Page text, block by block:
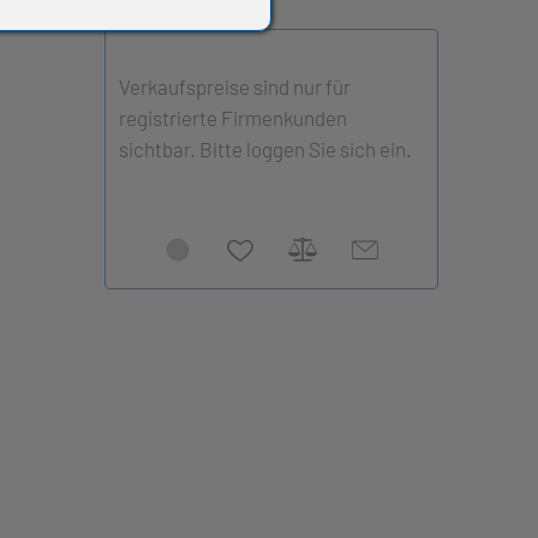
Verkaufspreise sind nur für
registrierte Firmenkunden
sichtbar. Bitte loggen Sie sich ein.